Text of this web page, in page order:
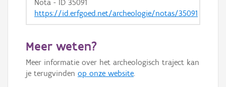
Nota - ID 35091
https://id.erfgoed.net/archeologie/notas/35091
Meer weten?
Meer informatie over het archeologisch traject kan
je terugvinden op onze website.